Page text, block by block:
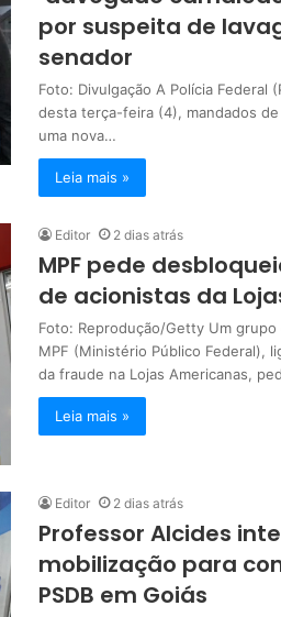
por suspeita de
senador
Foto: Divulgação A Polícia Federal
desta terça-feira (4), mandados
uma nova…
Leia mais »
Editor 2 dias atrás
MPF pede
de acionistas da
Foto: Reprodução/Getty Um
MPF (Ministério Público Federal),
da fraude na Lojas Americanas,
Leia mais »
Editor 2 dias atrás
Professor Alcides
mobilização para
PSDB em Goiás